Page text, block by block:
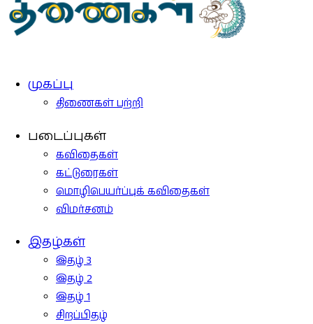
முகப்பு
திணைகள் பற்றி
படைப்புகள்
கவிதைகள்
கட்டுரைகள்
மொழிபெயர்ப்புக் கவிதைகள்
விமர்சனம்
இதழ்கள்
இதழ் 3
இதழ் 2
இதழ் 1
சிறப்பிதழ்